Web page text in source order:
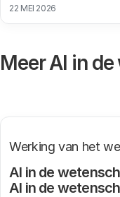
22 MEI 2026
Meer AI in
AI in de
AI in de
Werking van het